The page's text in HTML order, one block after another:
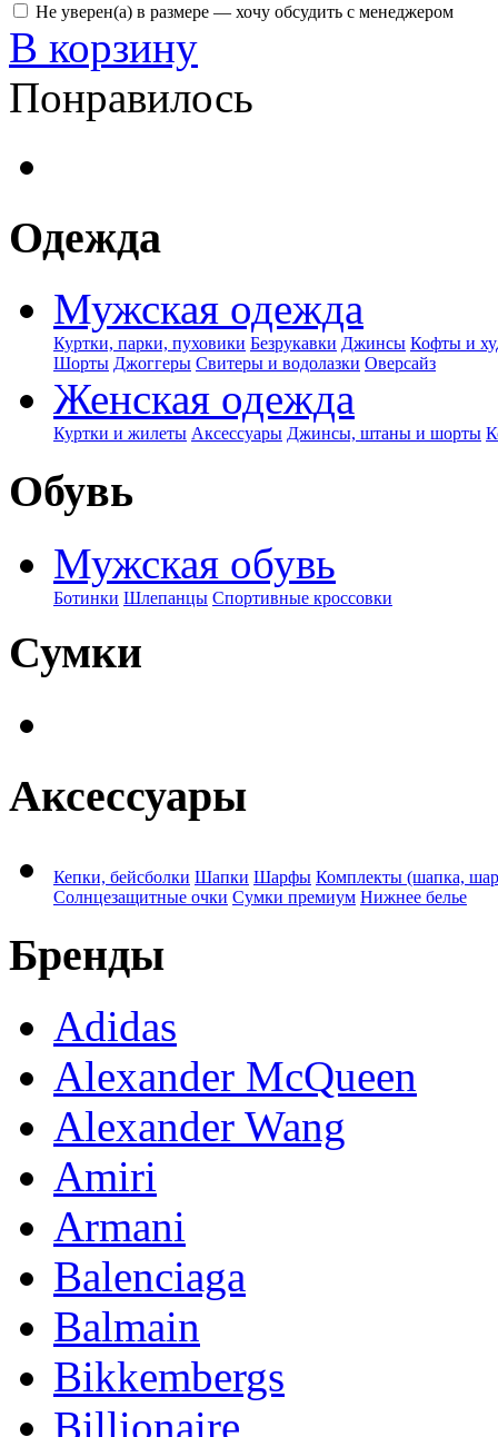
Не уверен(а) в размере — хочу обсудить с менеджером
В корзину
Понравилось
Одежда
Мужская одежда
Куртки, парки, пуховики Безрукавки Джинсы Кофты и
Шорты Джоггеры Свитеры и водолазки Оверсайз
Женская одежда
Куртки и жилеты Аксессуары Джинсы, штаны и шорты
Обувь
Мужская обувь
Ботинки Шлепанцы Спортивные кроссовки
Сумки
Аксессуары
Кепки, бейсболки Шапки Шарфы Комплекты (шапка,
Солнцезащитные очки Сумки премиум Нижнее белье
Бренды
Adidas
Alexander McQueen
Alexander Wang
Amiri
Armani
Balenciaga
Balmain
Bikkembergs
Billionaire